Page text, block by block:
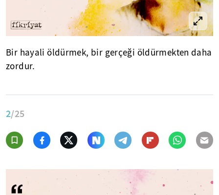
Bir hayali öldürmek, bir gerçeği öldürmekten daha
zordur.
2/25